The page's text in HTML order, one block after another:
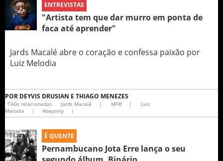
ENTREVISTAS
"Artista tem que dar murro em ponta de
faca até aprender"
Jards Macalé abre o coração e confessa paixão por
Luiz Melodia
POR DEYVIS DRUSIAN E THIAGO MENEZES
TAGs relacionadas Jards Macalé | MPB |
Luiz
Melodia
| Abayomy |
É QUENTE
Pernambucano Jota Erre lança o seu